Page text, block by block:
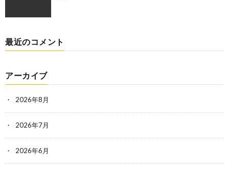
最近のコメント
アーカイブ
2026年8月
2026年7月
2026年6月